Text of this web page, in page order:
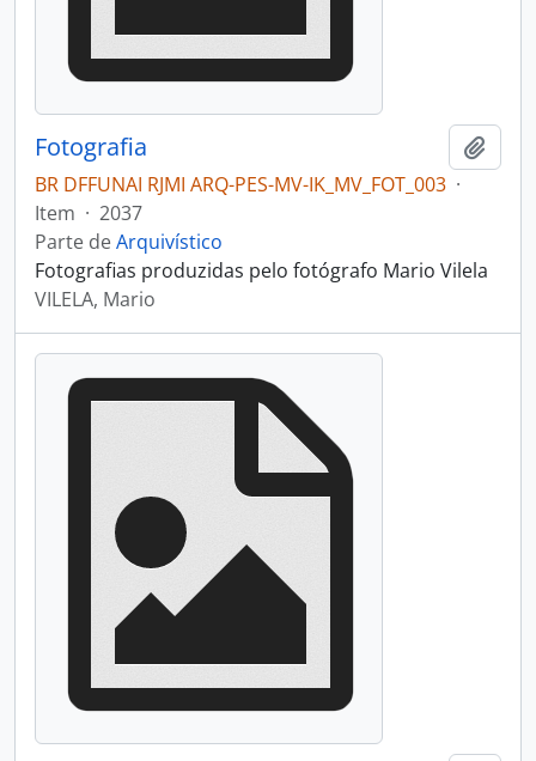
Fotografia
BR DFFUNAI RJMI ARQ-PES-MV-IK_MV_FOT_003 ·
Item · 2037
Parte deArquivístico
Fotografias produzidas pelo fotógrafo Mario Vilela
VILELA, Mario